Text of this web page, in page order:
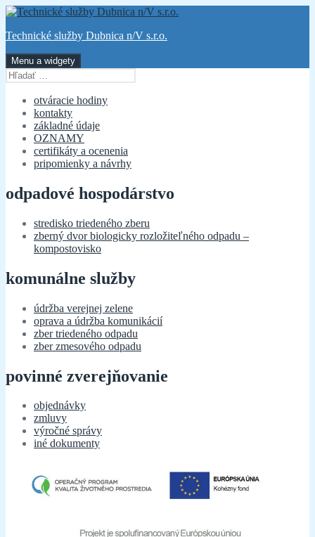
Preskočiť
obsah
Technické služby Dubnica n/V s.r.o.
Menu a widgety
Hľadať:
otváracie hodiny
kontakty
základné údaje
OZNAMY
certifikáty a ocenenia
pripomienky a návrhy
odpadové hospodárstvo
stredisko triedeného zberu
zberný dvor biologicky rozložiteľného odpadu –
kompostovisko
komunálne služby
údržba verejnej zelene
oprava a údržba komunikácií
zber triedeného odpadu
zber zmesového odpadu
povinné zverejňovanie
objednávky
zmluvy
výročné správy
iné dokumenty